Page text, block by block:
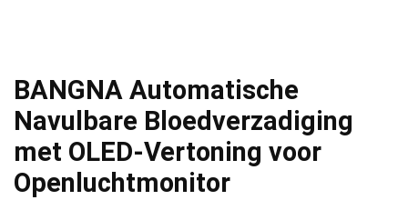
BANGNA Automatische
Navulbare Bloedverzadiging
met OLED-Vertoning voor
Openluchtmonitor